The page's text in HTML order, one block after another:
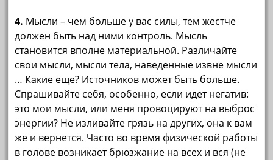
4. Мысли – чем больше у вас силы, тем жестче
должен быть над ними контроль. Мысль
становится вполне материальной. Различайте
свои мысли, мысли тела, наведенные извне мысли
… Какие еще? Источников может быть больше.
Спрашивайте себя, особенно, если идет негатив:
это мои мысли, или меня провоцируют на выброс
энергии? Не изливайте грязь на других, она к вам
же и вернется. Часто во время физической работы
в голове возникает брюзжание на всех и вся (не